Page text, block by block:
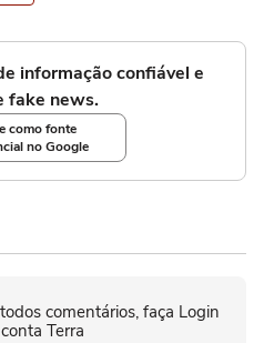
informação confiável e
fake news.
como fonte
no Google
comentários, faça Login
Terra